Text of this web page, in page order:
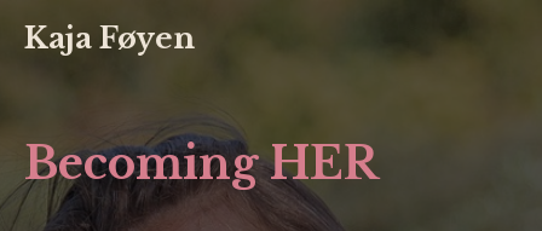
Kaja Føyen
Becoming HER